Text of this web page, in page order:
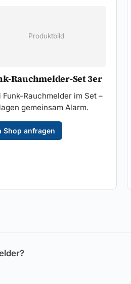
Produktbild
Rauchmelder-Set 3er
Funk-Rauchmelder im Set –
gemeinsam Alarm.
Shop anfragen